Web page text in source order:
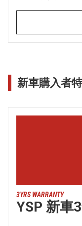
新車購入者
3YRS WARRANTY
YSP 新車